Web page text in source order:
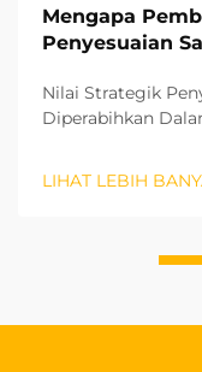
Mengapa
Penyesuaian
Nilai Strategik
Diperabihkan
kursi kereta OEM
LIHAT LEBIH